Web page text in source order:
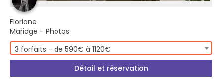
Floriane
Mariage - Photos
3 forfaits - de 590€ à 1120€
Détail et réservation